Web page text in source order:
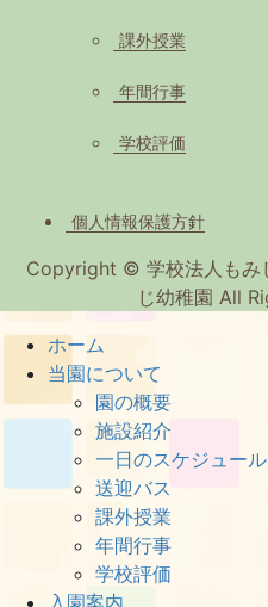
課外授業
年間行事
学校評価
個人情報保護方針
Copyright © 学校法人も
じ幼稚園 All
ホーム
当園について
園の概要
施設紹介
一日のスケジュール
送迎バス
課外授業
年間行事
学校評価
入園案内